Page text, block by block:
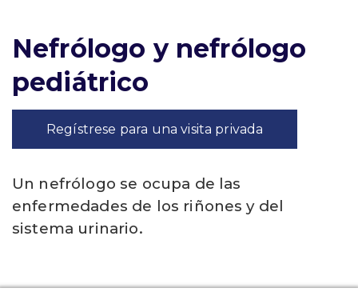
Nefrólogo y nefrólogo
pediátrico
Regístrese para una visita privada
Un nefrólogo se ocupa de las
enfermedades de los riñones y del
sistema urinario.